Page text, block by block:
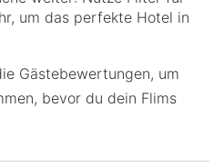
um das perfekte Hotel in
Gästebewertungen, um
bevor du dein Flims